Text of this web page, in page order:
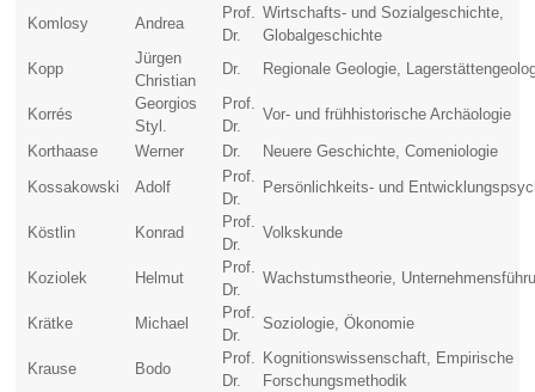
Komlosy
Andrea
Prof.
Dr.
Wirtschafts- und Sozialgeschichte,
Globalgeschichte
Kopp
Jürgen
Christian
Dr. Regionale Geologie,
Korrés
Georgios
Styl.
Prof.
Dr.
Vor- und frühhistorische Archäologie
Korthaase Werner Dr.
Neuere Geschichte, Comeniologie
Kossakowski
Adolf
Prof.
Dr.
Persönlichkeits- und
Köstlin Konrad
Prof.
Dr.
Volkskunde
Koziolek Helmut
Prof.
Dr.
Wachstumstheorie,
Krätke Michael
Prof.
Dr.
Soziologie, Ökonomie
Krause Bodo
Prof.
Dr.
Kognitionswissenschaft, Empirische
Forschungsmethodik